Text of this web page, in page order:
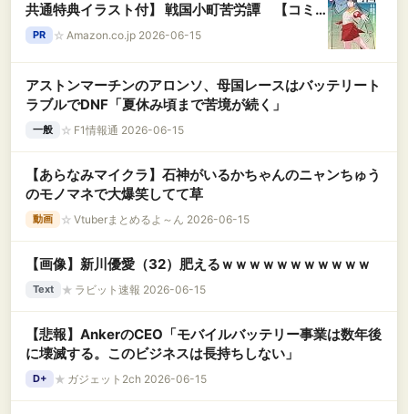
共通特典イラスト付】 戦国小町苦労譚 【コミ
ック版】 (アース・スターコミックス)
PR ☆ Amazon.co.jp 2026-06-15
アストンマーチンのアロンソ、母国レースはバッテリート
ラブルでDNF「夏休み頃まで苦境が続く」
一般 ☆ F1情報通 2026-06-15
【あらなみマイクラ】石神がいるかちゃんのニャンちゅう
のモノマネで大爆笑してて草
動画 ☆ Vtuberまとめるよ～ん 2026-06-15
【画像】新川優愛（32）肥えるｗｗｗｗｗｗｗｗｗｗｗ
Text ★ ラビット速報 2026-06-15
【悲報】AnkerのCEO「モバイルバッテリー事業は数年後
に壊滅する。このビジネスは長持ちしない」
D+ ★ ガジェット2ch 2026-06-15